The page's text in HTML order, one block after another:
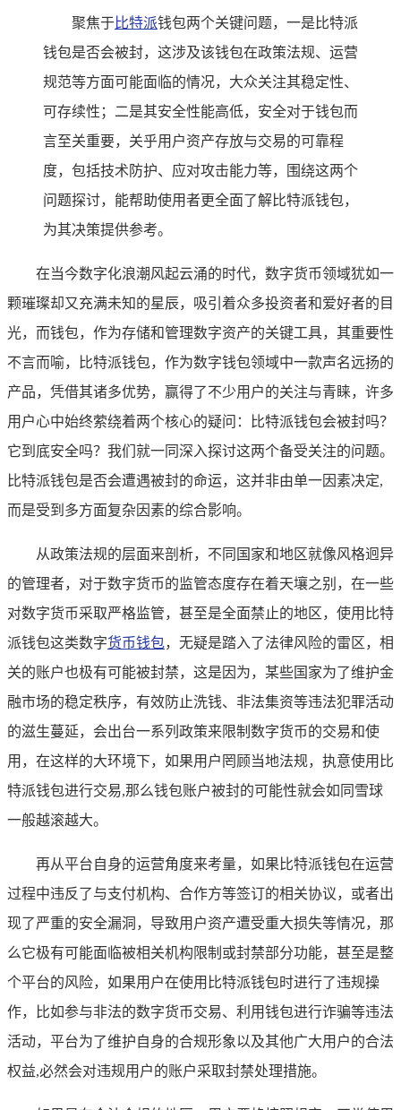
聚焦于比特派钱包两个关键问题，一是比特派
钱包是否会被封，这涉及该钱包在政策法规、运营
规范等方面可能面临的情况，大众关注其稳定性、
可存续性；二是其安全性能高低，安全对于钱包而
言至关重要，关乎用户资产存放与交易的可靠程
度，包括技术防护、应对攻击能力等，围绕这两个
问题探讨，能帮助使用者更全面了解比特派钱包，
为其决策提供参考。
在当今数字化浪潮风起云涌的时代，数字货币领域犹如一
颗璀璨却又充满未知的星辰，吸引着众多投资者和爱好者的目
光，而钱包，作为存储和管理数字资产的关键工具，其重要性
不言而喻，比特派钱包，作为数字钱包领域中一款声名远扬的
产品，凭借其诸多优势，赢得了不少用户的关注与青睐，许多
用户心中始终萦绕着两个核心的疑问：比特派钱包会被封吗？
它到底安全吗？我们就一同深入探讨这两个备受关注的问题。
比特派钱包是否会遭遇被封的命运，这并非由单一因素决定,
而是受到多方面复杂因素的综合影响。
从政策法规的层面来剖析，不同国家和地区就像风格迥异
的管理者，对于数字货币的监管态度存在着天壤之别，在一些
对数字货币采取严格监管，甚至是全面禁止的地区，使用比特
派钱包这类数字货币钱包，无疑是踏入了法律风险的雷区，相
关的账户也极有可能被封禁，这是因为，某些国家为了维护金
融市场的稳定秩序，有效防止洗钱、非法集资等违法犯罪活动
的滋生蔓延，会出台一系列政策来限制数字货币的交易和使
用，在这样的大环境下，如果用户罔顾当地法规，执意使用比
特派钱包进行交易,那么钱包账户被封的可能性就会如同雪球
一般越滚越大。
再从平台自身的运营角度来考量，如果比特派钱包在运营
过程中违反了与支付机构、合作方等签订的相关协议，或者出
现了严重的安全漏洞，导致用户资产遭受重大损失等情况，那
么它极有可能面临被相关机构限制或封禁部分功能，甚至是整
个平台的风险，如果用户在使用比特派钱包时进行了违规操
作，比如参与非法的数字货币交易、利用钱包进行诈骗等违法
活动，平台为了维护自身的合规形象以及其他广大用户的合法
权益,必然会对违规用户的账户采取封禁处理措施。